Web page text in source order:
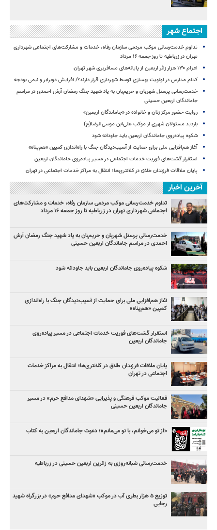
اجتماع شهر
تداوم خدمت‌رسانی موکب مردمی سازمان رفاه، خدمات و مشارکت‌های اجتماعی شهرداری
تهران در زرباطیه تا روز جمعه ۱۶ مرداد
اعزام ۱۳۰ هزار زائر اربعین از پایانه‌های مسافربری شهر تهران
کدام مدارس در اولویت بهسازی توسط شهرداری قرار دارند؟/ افزایش دوبرابر و نیمی بودجه
خدمت‌رسانی پرسنل شهربان و حریم‌بان به یاد شهید جنگ رمضان آرش احمدی در مراسم
جاماندگان اربعین حسینی
روایت حضور مرکز زنان و خانواده در «جاماندگان اربعین»
بازدید مسئولان شهری از موکب علی‌ابن موسی‌الرضا(ع)
شکوه پیاده‌روی جاماندگان اربعین باید جاودانه شود
آغاز هم‌افزایی ملی برای حمایت از آسیب‌دیدگان جنگ با راه‌اندازی کمپین «هم‌پناه»
استقرار گشت‌های فوریت خدمات اجتماعی در مسیر پیاده‌روی جاماندگان اربعین
پایان ملاقات فرزندان طلاق در کلانتری‌ها؛ انتقال به مراکز خدمات اجتماعی در تهران
آخرین اخبار
تداوم خدمت‌رسانی موکب مردمی سازمان رفاه، خدمات و مشارکت‌های
اجتماعی شهرداری تهران در زرباطیه تا روز جمعه ۱۶ مرداد
خدمت‌رسانی پرسنل شهربان و حریم‌بان به یاد شهید جنگ رمضان آرش
احمدی در مراسم جاماندگان اربعین حسینی
شکوه پیاده‌روی جاماندگان اربعین باید جاودانه شود
آغاز هم‌افزایی ملی برای حمایت از آسیب‌دیدگان جنگ با راه‌اندازی
کمپین «هم‌پناه»
استقرار گشت‌های فوریت خدمات اجتماعی در مسیر پیاده‌روی
جاماندگان اربعین
پایان ملاقات فرزندان طلاق در کلانتری‌ها؛ انتقال به مراکز خدمات
اجتماعی در تهران
فعالیت موکب فرهنگی و پذیرایی «شهدای مدافع حرم» در مسیر
جاماندگان اربعین حسینی
«از تو می‌خوانم، با تو می‌مانم»؛ دعوت جاماندگان اربعین به کتاب
خدمت‌رسانی شبانه‌روزی به زائرین اربعین حسینی در زرباطیه
توزیع ۵ هزار بطری آب در موکب «شهدای مدافع حرم» در بزرگراه شهید
رجایی